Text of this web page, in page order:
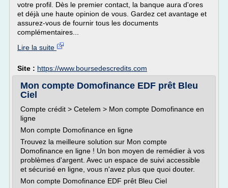
votre profil. Dès le premier contact, la banque aura d'ores
et déjà une haute opinion de vous. Gardez cet avantage et
assurez-vous de fournir tous les documents
complémentaires...
Lire la suite
Site : https://www.boursedescredits.com
Mon compte Domofinance EDF prêt Bleu
Ciel
Compte crédit > Cetelem > Mon compte Domofinance en
ligne
Mon compte Domofinance en ligne
Trouvez la meilleure solution sur Mon compte
Domofinance en ligne ! Un bon moyen de remédier à vos
problèmes d'argent. Avec un espace de suivi accessible
et sécurisé en ligne, vous n'avez plus que quoi douter.
Mon compte Domofinance EDF prêt Bleu Ciel